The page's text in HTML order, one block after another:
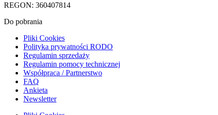
REGON: 360407814
Do pobrania
Pliki Cookies
Polityka prywatności RODO
Regulamin sprzedaży
Regulamin pomocy technicznej
Współpraca / Partnerstwo
FAQ
Ankieta
Newsletter